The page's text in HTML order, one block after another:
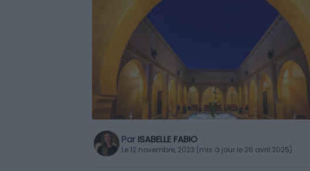
Par ISABELLE FABIO
Le 12 novembre, 2023 (mis à jour le 26 avril 2025)